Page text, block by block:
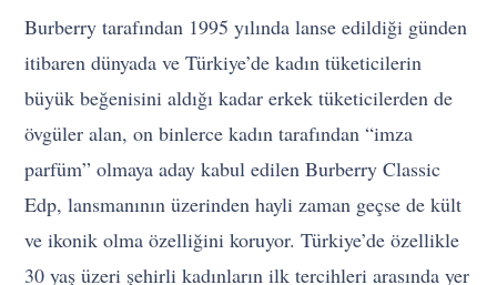
Burberry tarafından 1995 yılında lanse edildiği günden
itibaren dünyada ve Türkiye’de kadın tüketicilerin
büyük beğenisini aldığı kadar erkek tüketicilerden de
övgüler alan, on binlerce kadın tarafından “imza
parfüm” olmaya aday kabul edilen Burberry Classic
Edp, lansmanının üzerinden hayli zaman geçse de kült
ve ikonik olma özelliğini koruyor. Türkiye’de özellikle
30 yaş üzeri şehirli kadınların ilk tercihleri arasında yer